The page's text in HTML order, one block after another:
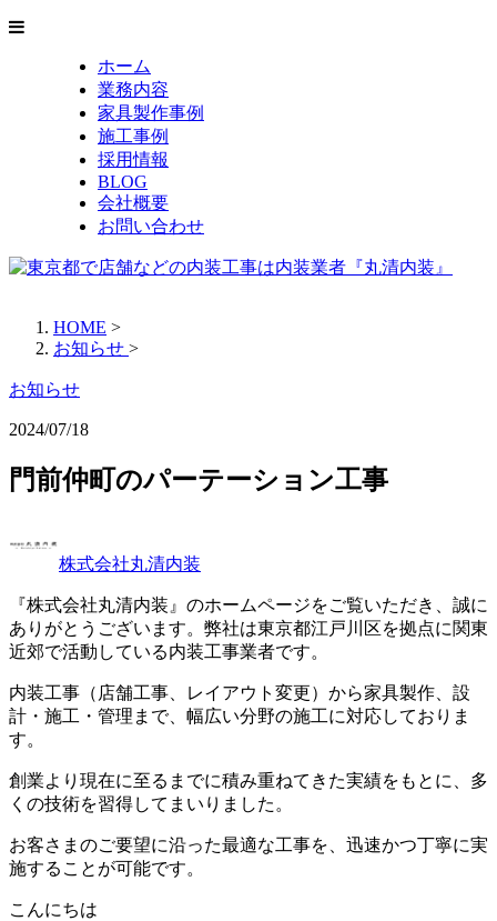
ホーム
業務内容
家具製作事例
施工事例
採用情報
BLOG
会社概要
お問い合わせ
HOME >
お知らせ >
お知らせ
2024/07/18
門前仲町のパーテーション工事
株式会社丸清内装
『株式会社丸清内装』のホームページをご覧いただき、誠に
ありがとうございます。弊社は東京都江戸川区を拠点に関東
近郊で活動している内装工事業者です。
内装工事（店舗工事、レイアウト変更）から家具製作、設
計・施工・管理まで、幅広い分野の施工に対応しておりま
す。
創業より現在に至るまでに積み重ねてきた実績をもとに、多
くの技術を習得してまいりました。
お客さまのご要望に沿った最適な工事を、迅速かつ丁寧に実
施することが可能です。
こんにちは